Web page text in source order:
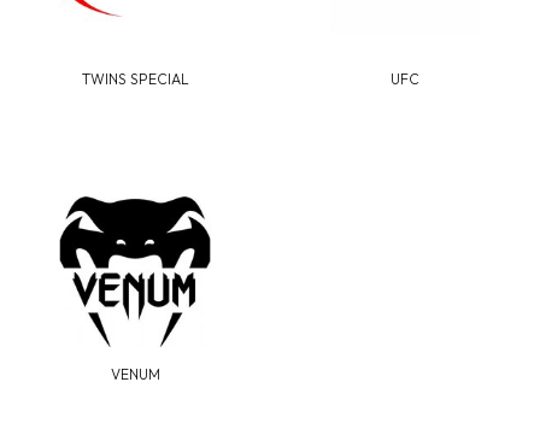
TWINS SPECIAL UFC
VENUM